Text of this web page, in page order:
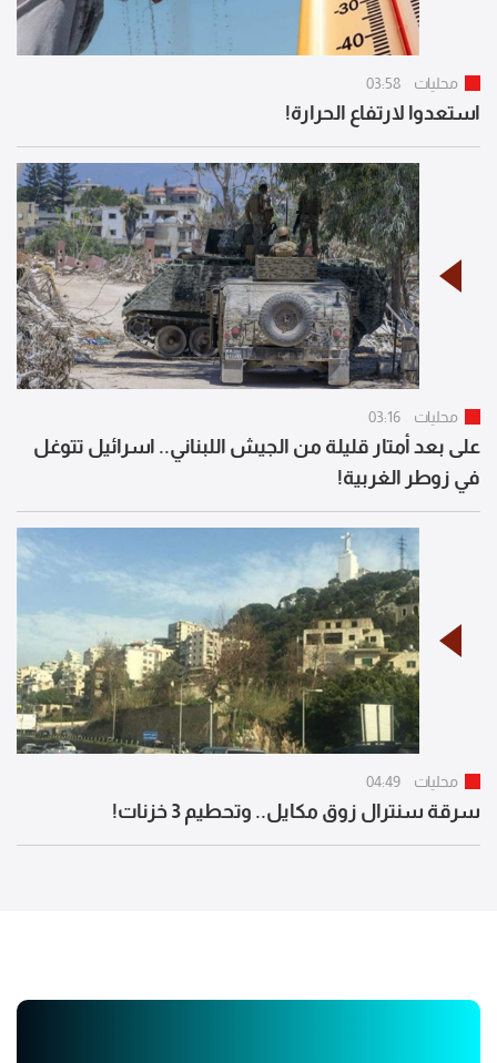
محليات 03:58
استعدوا لارتفاع الحرارة!
محليات 03:16
على بعد أمتار قليلة من الجيش اللبناني.. اسرائيل تتوغل
في زوطر الغربية!
محليات 04:49
سرقة سنترال زوق مكايل.. وتحطيم 3 خزنات!